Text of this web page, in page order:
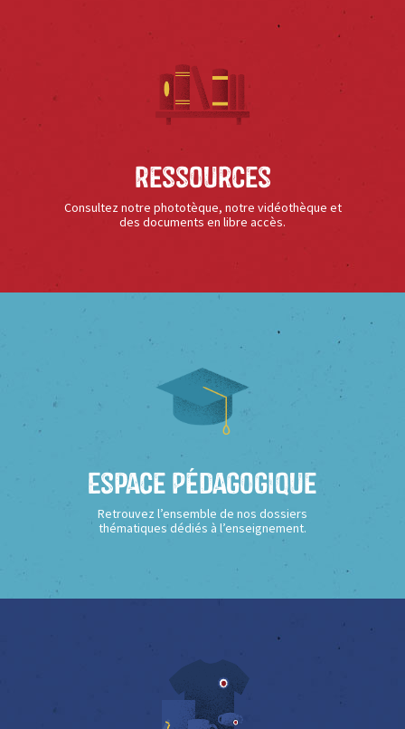
Ressources
Consultez notre phototèque, notre vidéothèque et
des documents en libre accès.
Espace Pédagogique
Retrouvez l’ensemble de nos dossiers
thématiques dédiés à l’enseignement.